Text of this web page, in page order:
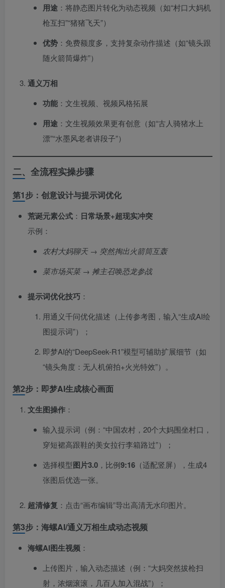
用途 ：将静态图片转化为动态视频（如“村口大妈机
枪互扫”“猪猪飞天”）
优势 ：免费额度多，支持复杂动作描述（如“镜头跟
随火箭筒爆炸”）
通义万相
功能 ：文生视频、视频风格拓展
用途 ：文生视频效果更有创意（如“古人骑猪水上
漂”“水墨风老者讲段子”）
二、全流程实操步骤
第1步：创意设计与提示词优化
荒诞元素公式 ：​ 日常场景+超现实冲突
示例：
农村大妈聊天 → 突然掏出火箭筒互轰
菜市场买菜 → 摊主召唤恐龙参战
提示词优化技巧 ：
用通义千问优化描述（上传参考图，输入“生成AI绘
图提示词”）；
即梦AI的“DeepSeek-R1”模型可辅助扩展细节（如
“镜头角度：无人机俯拍+火光特效”）。
第2步：即梦AI生成核心画面
文生图操作 ：
输入提示词（例：“中国农村，20个大妈围坐村口，
穿短裙高跟鞋的美女拉行李箱路过”）；
选择模型图片3.0 ，比例9:16 ​（适配竖屏），生成4
张图后优选一张。
超清修复 ：点击“画布编辑”导出高清无水印图片。
第3步：海螺AI/通义万相生成动态视频
海螺AI图生视频 ：
上传图片，输入动态描述（例：“大妈突然拔枪扫
射，浓烟滚滚，几百人加入混战”）；